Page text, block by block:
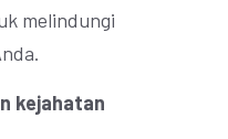
melindungi
kejahatan